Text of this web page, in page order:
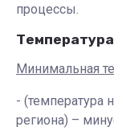
процессы.
Минимальная
- (температура
региона) –